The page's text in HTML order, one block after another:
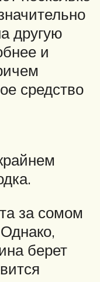
другую
и
средство
за сомом
берет